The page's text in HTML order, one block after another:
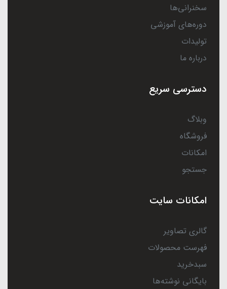
سخنرانی‌ها
دوره‌های آموزشی
تولیدات
درباره ما
دسترسی سریع
وبلاگ
فروشگاه
امکانات
جستجو
امکانات سایت
گالری تصاویر
فهرست محصولات
سبدخرید
بایگانی نوشته‌ها